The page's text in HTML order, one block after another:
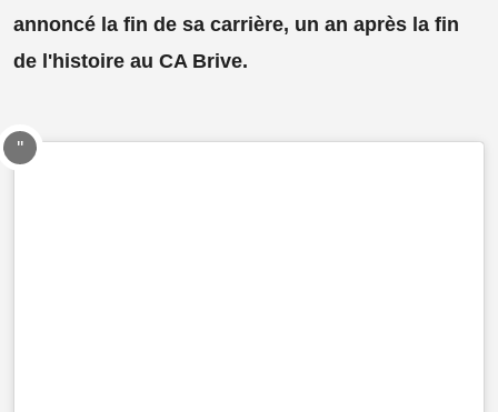
annoncé la fin de sa carrière, un an après la fin
de l'histoire au CA Brive.